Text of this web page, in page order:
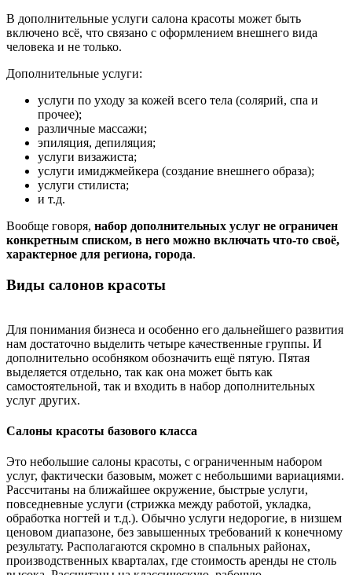
В дополнительные услуги салона красоты может быть
включено всё, что связано с оформлением внешнего вида
человека и не только.
Дополнительные услуги:
услуги по уходу за кожей всего тела (солярий, спа и
прочее);
различные массажи;
эпиляция, депиляция;
услуги визажиста;
услуги имиджмейкера (создание внешнего образа);
услуги стилиста;
и т.д.
Вообще говоря, набор дополнительных услуг не ограничен
конкретным списком, в него можно включать что-то своё,
характерное для региона, города.
Виды салонов красоты
Для понимания бизнеса и особенно его дальнейшего развития
нам достаточно выделить четыре качественные группы. И
дополнительно особняком обозначить ещё пятую. Пятая
выделяется отдельно, так как она может быть как
самостоятельной, так и входить в набор дополнительных
услуг других.
Салоны красоты базового класса
Это небольшие салоны красоты, с ограниченным набором
услуг, фактически базовым, может с небольшими вариациями.
Рассчитаны на ближайшее окружение, быстрые услуги,
повседневные услуги (стрижка между работой, укладка,
обработка ногтей и т.д.). Обычно услуги недорогие, в низшем
ценовом диапазоне, без завышенных требований к конечному
результату. Располагаются скромно в спальных районах,
производственных кварталах, где стоимость аренды не столь